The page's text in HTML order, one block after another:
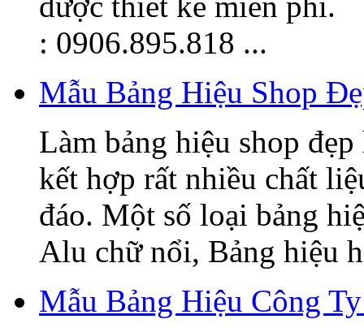
: 0906.895.818 ...
Mẫu Bảng Hiệu Shop
Làm bảng hiệu shop
kết hợp rất nhiều chất
đáo. Một số loại bảng
Alu chữ nổi, Bảng hiệu
Mẫu Bảng Hiệu Công